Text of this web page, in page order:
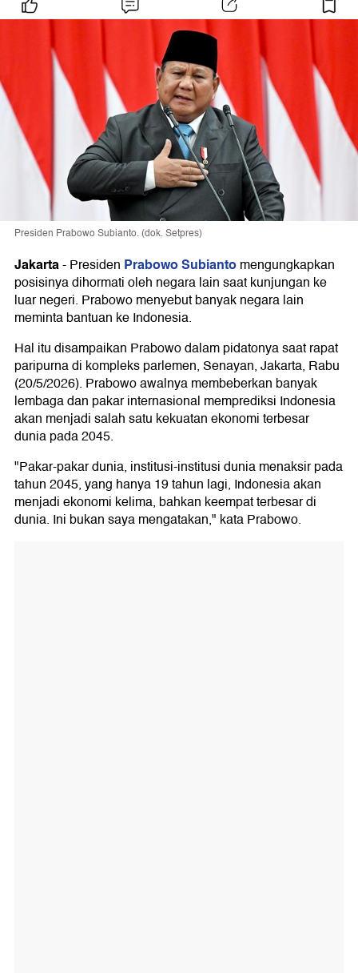
Presiden Prabowo Subianto. (dok. Setpres)
Jakarta-Presiden Prabowo Subiantomengungkapkan
posisinya dihormati oleh negara lain saat kunjungan ke
luar negeri. Prabowo menyebut banyak negara lain
meminta bantuan ke Indonesia.
Hal itu disampaikan Prabowo dalam pidatonya saat rapat
paripurna di kompleks parlemen, Senayan, Jakarta, Rabu
(20/5/2026). Prabowo awalnya membeberkan banyak
lembaga dan pakar internasional memprediksi Indonesia
akan menjadi salah satu kekuatan ekonomi terbesar
dunia pada 2045.
"Pakar-pakar dunia, institusi-institusi dunia menaksir pada
tahun 2045, yang hanya 19 tahun lagi, Indonesia akan
menjadi ekonomi kelima, bahkan keempat terbesar di
dunia. Ini bukan saya mengatakan," kata Prabowo.